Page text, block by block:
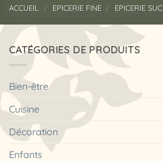
ACCUEIL / EPICERIE FINE / EPICERIE
CATÉGORIES DE PRODUITS
Bien-être
Cuisine
Décoration
Enfants